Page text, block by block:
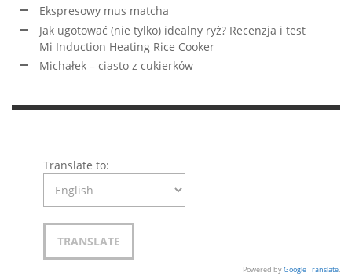
Ekspresowy mus matcha
Jak ugotować (nie tylko) idealny ryż? Recenzja i test
Mi Induction Heating Rice Cooker
Michałek – ciasto z cukierków
Translate to:
Powered byGoogle Translate.